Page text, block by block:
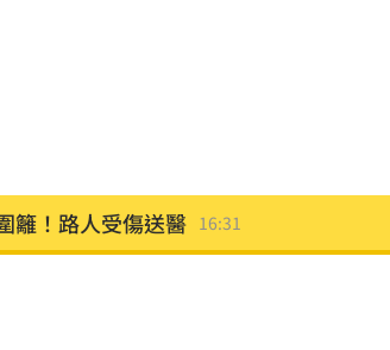
籬！路人受傷送醫 16:31
首日吸引大批人潮